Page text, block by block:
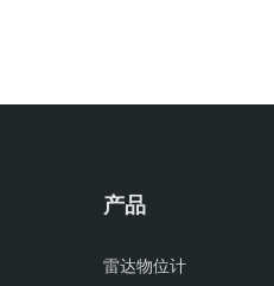
产品
雷达物位计